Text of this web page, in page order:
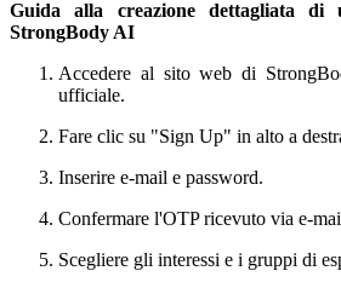
Guida alla creazione dettagliata di
StrongBody AI
Accedere al sito web di
ufficiale.
Fare clic su "Sign Up" in alto a
Inserire e-mail e password.
Confermare l'OTP ricevuto via e-
Scegliere gli interessi e i gruppi di